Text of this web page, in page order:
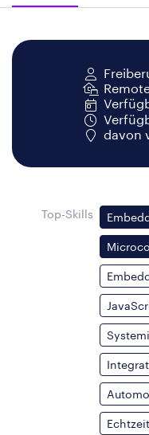
davon
Top-Skills